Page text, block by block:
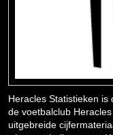
Heracles Statistieken
de voetbalclub
uitgebreide